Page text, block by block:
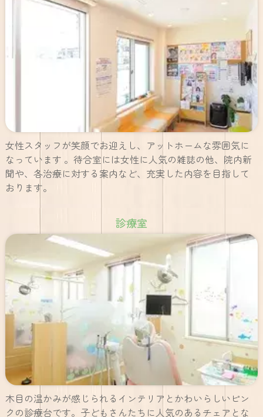
女性スタッフが笑顔でお迎えし、アットホームな雰囲気に
なっています 。待合室には女性に人気の雑誌の他、院内新
聞や、各治療に対する案内など、充実した内容を目指して
おります。
診療室
木目の温かみが感じられるインテリアとかわいらしいピン
クの診療台です。子どもさんたちに人気のあるチェアとな